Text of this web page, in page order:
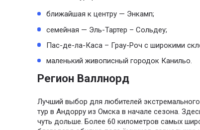
ближайшая к центру — Энкамп;
семейная — Эль-Тартер – Сольдеу;
Пас-де-ла-Каса – Грау-Роч с широкими
маленький живописный городок Канильо.
Регион Валлнорд
Лучший выбор для любителей
тур в Андорру из Омска в начале сезона.
чуть дольше. Более 60 километров самых